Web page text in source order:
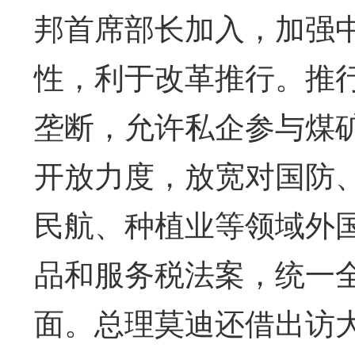
邦首席部长加入，加强
性，利于改革推行。推
垄断，允许私企参与煤
开放力度，放宽对国防
民航、种植业等领域外
品和服务税法案，统一
面。总理莫迪还借出访